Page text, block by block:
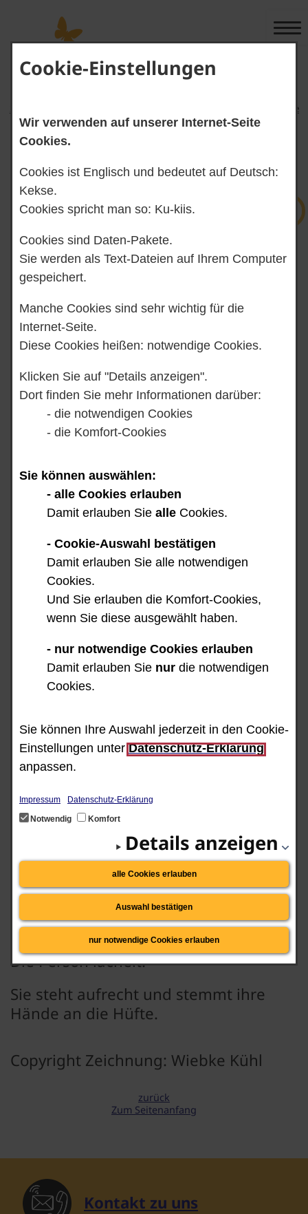
Cookie-Einstellungen
Wir verwenden auf unserer Internet-Seite
Cookies.
Cookies ist Englisch und bedeutet auf Deutsch:
Kekse.
Cookies spricht man so: Ku-kiis.
Cookies sind Daten-Pakete.
Sie werden als Text-Dateien auf Ihrem Computer
gespeichert.
Manche Cookies sind sehr wichtig für die
Internet-Seite.
Diese Cookies heißen: notwendige Cookies.
Klicken Sie auf "Details anzeigen".
Dort finden Sie mehr Informationen darüber:
- die notwendigen Cookies
- die Komfort-Cookies
Sie können auswählen:
- alle Cookies erlauben
Damit erlauben Sie alle Cookies.
- Cookie-Auswahl bestätigen
Damit erlauben Sie alle notwendigen
Cookies.
Und Sie erlauben die Komfort-Cookies,
wenn Sie diese ausgewählt haben.
- nur notwendige Cookies erlauben
Damit erlauben Sie nur die notwendigen
Cookies.
Sie können Ihre Auswahl jederzeit in den Cookie-
Einstellungen unter Datenschutz-Erklärung
anpassen.
Impressum
Datenschutz-Erklärung
Notwendig
Komfort
Details anzeigen
alle Cookies erlauben
Auswahl bestätigen
nur notwendige Cookies erlauben
Start-Seite Leichte Sprache
Gebärden-Sprache
Kontrast ändern
Start
Vorlesen
Bild-Beschreibung:
Farbige Zeichnung der planenden
Person.
Sie trägt einen orange-farbigen
Pullover und eine blaue Hose.
Die Person lächelt.
Sie steht aufrecht und stemmt ihre
Hände an die Hüfte.
Copyright Zeichnung: Wiebke Kühl
zurück
Zum Seitenanfang
Kontakt zu uns